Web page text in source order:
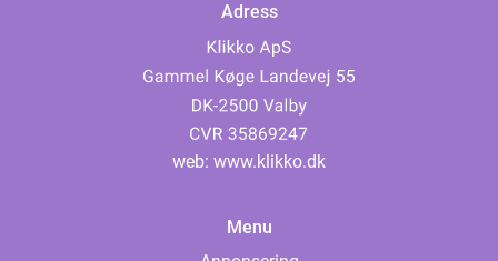
Adress
web: www.klikko.dk
Menu